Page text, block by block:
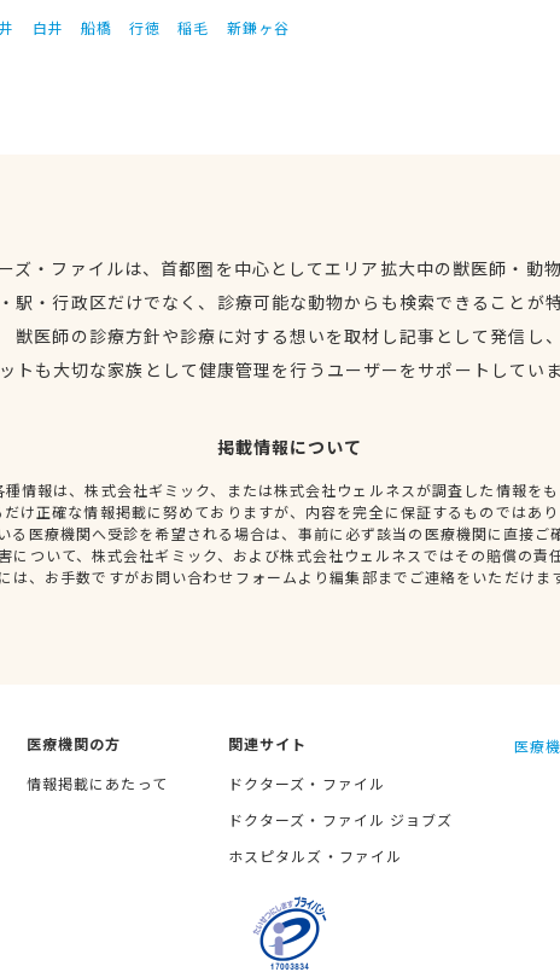
白井 船橋 行徳 稲毛 新鎌ヶ谷
ズ・ファイルは、首都圏を中心としてエリア拡大中の獣医師・動
駅・行政区だけでなく、診療可能な動物からも検索できることが
獣医師の診療方針や診療に対する想いを取材し記事として発信し
トも大切な家族として健康管理を行うユーザーをサポートしてい
掲載情報について
情報は、株式会社ギミック、または株式会社ウェルネスが調査した情報を
だけ正確な情報掲載に努めておりますが、内容を完全に保証するものではあ
る医療機関へ受診を希望される場合は、事前に必ず該当の医療機関に直接ご
について、株式会社ギミック、および株式会社ウェルネスではその賠償の責
は、お手数ですがお問い合わせフォームより編集部までご連絡をいただけま
医療機関の方
情報掲載にあたって
関連サイト
ドクターズ・ファイル
ドクターズ・ファイル ジョブズ
ホスピタルズ・ファイル
医療